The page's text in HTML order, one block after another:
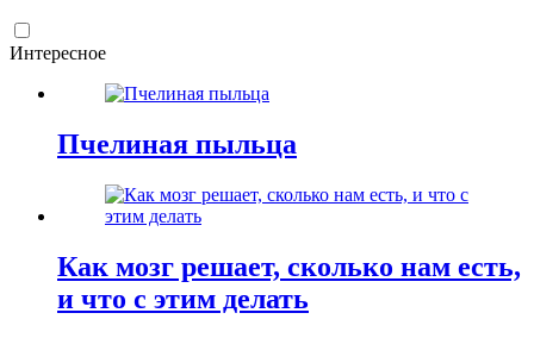
Интересное
Пчелиная пыльца
Как мозг решает, сколько нам есть,
и что с этим делать